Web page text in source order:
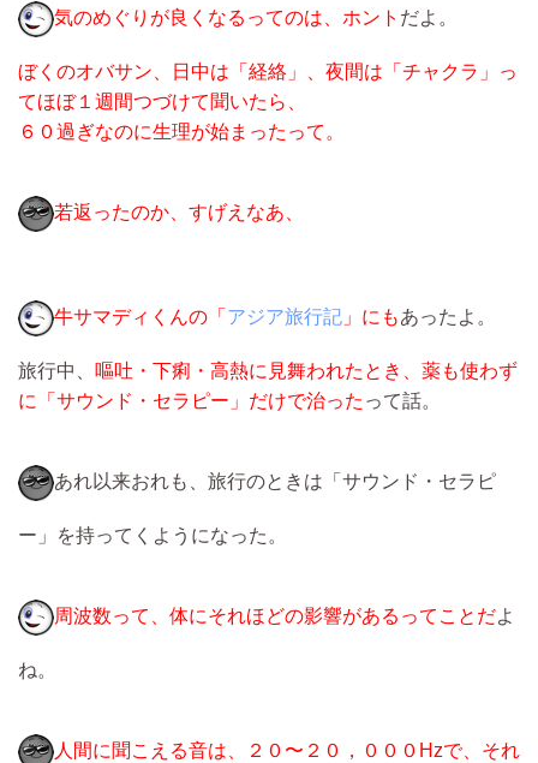
気のめぐりが良くなるってのは、ホント だよ。
ぼくのオバサン、日中は「経絡」、夜間は「チャクラ」っ
てほぼ１週間つづけて聞いたら、
６０過ぎなのに生理が始まったって。
若返ったのか、すげえなあ、
牛サマディくんの「 アジア旅行記 」にもあったよ。
旅行中、 嘔吐・下痢・高熱に見舞われたとき、薬も使わず
に「サウンド・セラピー」だけで治った って話。
あれ以来おれも、旅行のときは「サウンド・セラピ
ー」を持ってくようになった。
周波数って、体にそれほどの影響があるってことだよ
ね。
人間に聞こえる音は、２０〜２０，０００Hzで、それ